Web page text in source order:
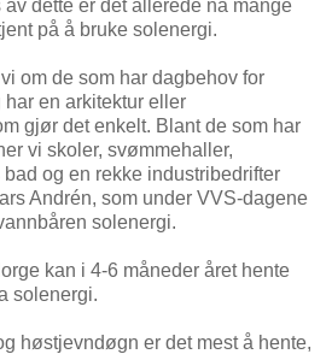
dette er det allerede nå mange
på å bruke solenergi.
om de som har dagbehov for
en arkitektur eller
gjør det enkelt. Blant de som har
vi skoler, svømmehaller,
og en rekke industribedrifter
Andrén, som under VVS-dagene
solenergi.
kan i 4-6 måneder året hente
solenergi.
høstjevndøgn er det mest å hente,